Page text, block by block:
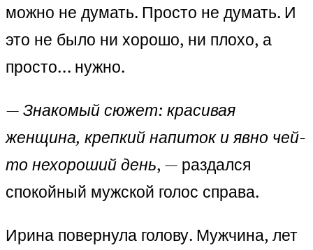
можно не думать. Просто не думать. И
это не было ни хорошо, ни плохо, а
просто… нужно.
—Знакомый сюжет: красивая
женщина, крепкий напиток и явно чей-
то нехороший день, — раздался
спокойный мужской голос справа.
Ирина повернула голову. Мужчина, лет